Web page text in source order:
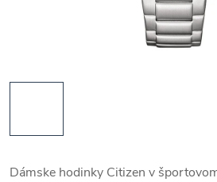
Dámske hodinky Citizen v